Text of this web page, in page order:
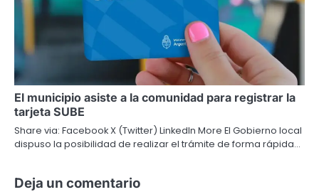
El municipio asiste a la comunidad para registrar la
tarjeta SUBE
Share via: Facebook X (Twitter) LinkedIn More El Gobierno local
dispuso la posibilidad de realizar el trámite de forma rápida…
Deja un comentario